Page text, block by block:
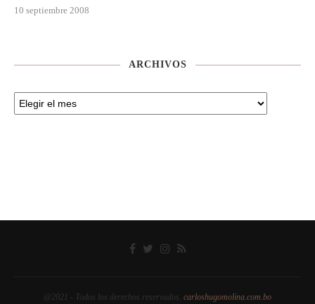
10 septiembre 2008
ARCHIVOS
@2021 - Todos los derechos reservados. carloshugomolina.com.bo